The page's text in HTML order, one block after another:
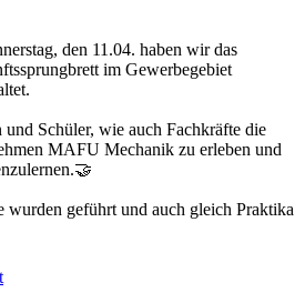
den 11.04. haben wir das
im Gewerbegebiet
Schüler, wie auch Fachkräfte die
MAFU Mechanik zu erleben und
wurden geführt und auch gleich Praktika